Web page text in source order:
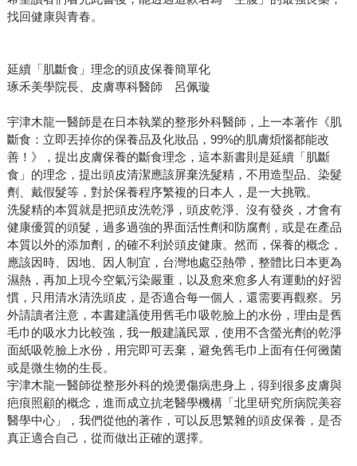
找回健康與青春。
延續「肌斷食」理念的頭皮保養簡單化
琢禾美學院長、皮膚專科醫師 呂佩璇
宇津木龍一醫師是在日本執業的整形外科醫師，上一本著作《肌
斷食：立即丟掉你的保養品及化妝品，99%的肌膚煩惱都能改
善！》，提出皮膚保養的斷食理念，這本新書則是延續「肌斷
食」的理念，提出頭皮清潔應該屏棄洗髮精，不用造型品、染髮
劑、戴假髮等，對於保養程序繁複的日本人，是一大挑戰。
洗髮精的本質就是把頭皮洗乾淨，頭皮乾淨、沒有發炎，才會有
健康優質的頭髮，過多過強的界面活性劑和防腐劑，或是在產品
本質以外的添加劑，的確不利於頭皮健康。然而，保養的概念，
應該因時、因地、因人制宜，台灣地處亞熱帶，整體比日本更為
濕熱，再加上現今空氣污染嚴重，以及愈來愈多人有運動的好習
慣，只用清水清洗頭皮，是否適合每一個人，還需要再觀察。另
外請讀者注意，本書建議使用舊毛巾吸乾臉上的水份，理由是舊
毛巾的吸水力比較強，我一般建議民眾，使用不含螢光劑的乾淨
面紙吸乾臉上水份，用完即可丟棄，避免舊毛巾上面有任何黴菌
或是微生物的生長。
宇津木龍一醫師從整形外科的燒燙傷病患身上，得到很多皮膚與
疤痕照顧的概念，進而成立抗老醫學機構「北里研究所病院美容
醫學中心」，我們從他的著作，可以反思繁雜的頭皮保養，是否
真正適合自己，從而做出正確的選擇。